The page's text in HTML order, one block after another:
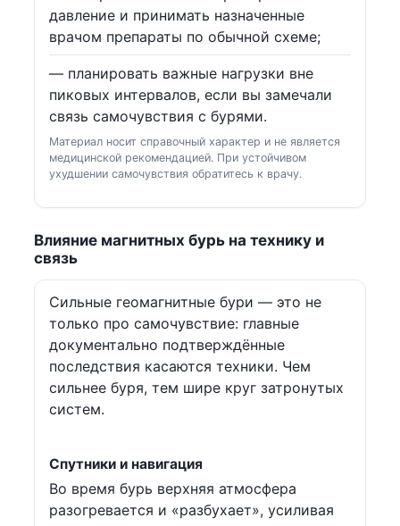
давление и принимать назначенные
врачом препараты по обычной схеме;
— планировать важные нагрузки вне
пиковых интервалов, если вы замечали
связь самочувствия с бурями.
Материал носит справочный характер и не является
медицинской рекомендацией. При устойчивом
ухудшении самочувствия обратитесь к врачу.
Влияние магнитных бурь на технику и
связь
Сильные геомагнитные бури — это не
только про самочувствие: главные
документально подтверждённые
последствия касаются техники. Чем
сильнее буря, тем шире круг затронутых
систем.
Спутники и навигация
Во время бурь верхняя атмосфера
разогревается и «разбухает», усиливая